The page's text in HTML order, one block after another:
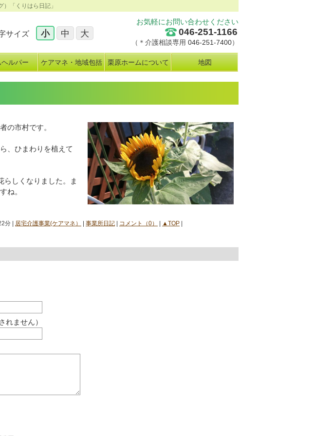
「くりはら日記」
お気軽にお問い合わせください
046-251-1166
（＊介護相談専用 046-251-7400）
サイズ 小 中 大
ルパー ケアマネ・地域包括 栗原ホームについて 地図
の市村です。
、ひまわりを植えて
らしくなりました。ま
ね。
分 | 居宅介護事業(ケアマネ） 事業所日記 コメント（0） ▲TOP
れません）